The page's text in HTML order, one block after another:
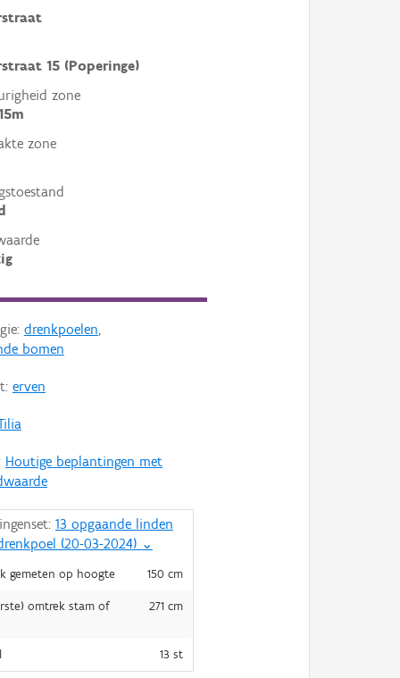
15 (Poperinge)
zone
zone
drenkpoelen,
bomen
erven
Houtige beplantingen met
13 opgaande linden
(20-03-2024) ⌄
gemeten op hoogte 150 cm
omtrek stam of
271 cm
13 st